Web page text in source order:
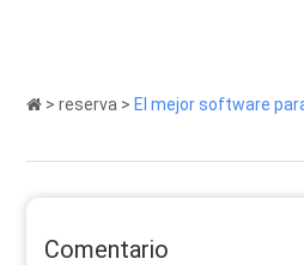
>reserva > El mejor software
Comentario